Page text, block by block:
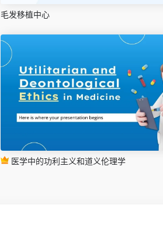
毛发移植中心
医学中的功利主义和道义伦理学